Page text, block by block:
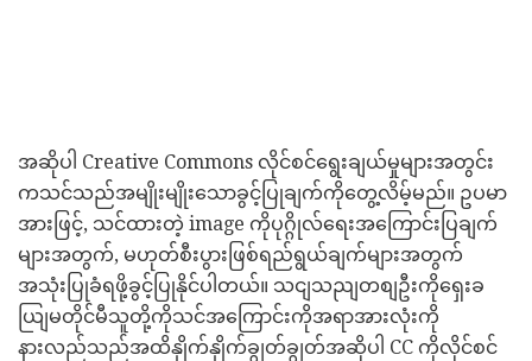
အဆိုပါ Creative Commons လိုင်စင်ရွေးချယ်မှုများအတွင်း
ကသင်သည်အမျိုးမျိုးသောခွင့်ပြုချက်ကိုတွေ့လိမ့်မည်။ ဥပမာ
အားဖြင့်, သင်ထားတဲ့ image ကိုပုဂ္ဂိုလ်ရေးအကြောင်းပြချက်
များအတွက်, မဟုတ်စီးပွားဖြစ်ရည်ရွယ်ချက်များအတွက်
အသုံးပြုခံရဖို့ခွင့်ပြုနိုင်ပါတယ်။ သငျသညျတစျဦးကိုရှေးခ
ယျြမတိုင်မီသူတို့ကိုသင်အကြောင်းကိုအရာအားလုံးကို
နားလည်သည်အထိနှိုက်နှိုက်ချွတ်ချွတ်အဆိုပါ CC ကိုလိုင်စင်